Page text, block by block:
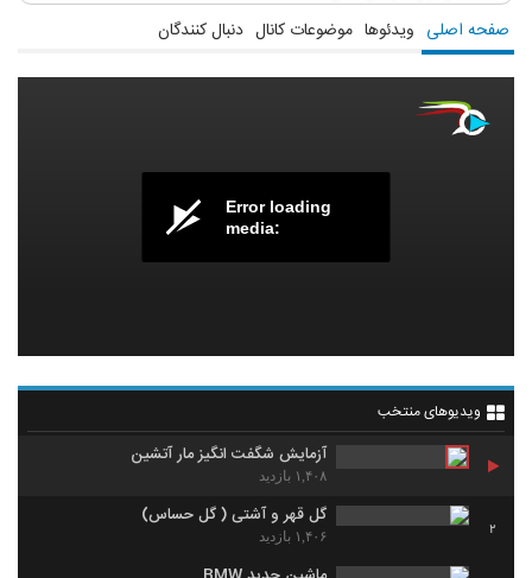
صفحه اصلی ویدئوها موضوعات کانال دنبال کنندگان
Error loading
media:
ویدیوهای منتخب
آزمایش شگفت انگیز مار آتشین
۱,۴۰۸ بازدید
2
گل قهر و آشتی ( گل حساس)
۱,۴۰۶ بازدید